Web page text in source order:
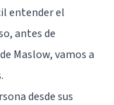
entender el
antes de
Maslow, vamos a
desde sus